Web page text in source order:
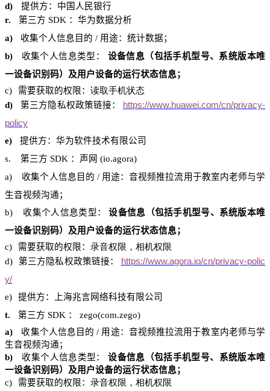
d)
提供方：中国人民银行
r.
第三方 SDK ：华为数据分析
a)
收集个人信息目的 / 用途：统计数据；
b)
收集个人信息类型：
设备信息（包括手机型号、系统版本唯
一设备识别码）及用户设备的运行状态信息；
c)
需要获取的权限： 读取手机状态
d)
第三方隐私权政策链接：
https://www.huawei.com/cn/privacy-
policy
e)
提供方：华为软件技术有限公司
s.
第三方 SDK ：声网 (io.agora)
a)
收集个人信息目的 / 用途：音视频推拉流用于教室内老师与学
生音视频沟通；
b)
收集个人信息类型：
设备信息（包括手机型号、系统版本唯
一设备识别码）及用户设备的运行状态信息；
c)
需要获取的权限： 录音权限，相机权限
d)
第三方隐私权政策链接：
https://www.agora.io/cn/privacy-polic
y/
e)
提供方：上海兆言网络科技有限公司
t.
第三方 SDK ： zego(com.zego)
a)
收集个人信息目的 / 用途：音视频推拉流用于教室内老师与学
生音视频沟通；
b)
收集个人信息类型：
设备信息（包括手机型号、系统版本唯
一设备识别码）及用户设备的运行状态信息；
c)
需要获取的权限： 录音权限，相机权限